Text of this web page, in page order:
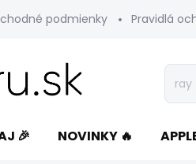
podmienky Pravidlá
🎉 NOVINKY 🔥